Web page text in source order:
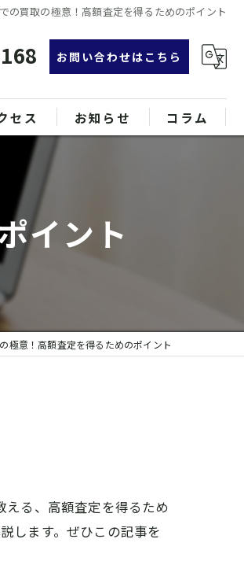
の買取の極意！高額査定を得るためのポイント
お問い合わせはこちら
セス お知らせ コラム
イント
極意！高額査定を得るためのポイント
る、高額査定を得るため
します。ぜひこの記事を